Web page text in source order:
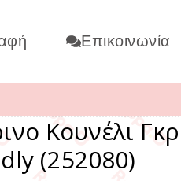
Επικοινωνία
Κουνέλι
(252080)